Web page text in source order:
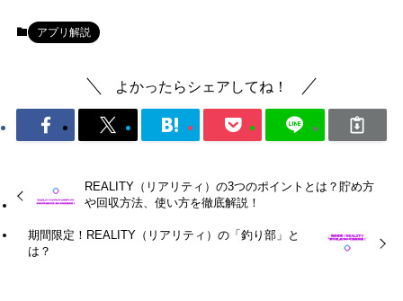
アプリ解説
よかったらシェアしてね！
REALITY（リアリティ）の3つのポイントとは？貯め方
や回収方法、使い方を徹底解説！
期間限定！REALITY（リアリティ）の「釣り部」と
は？